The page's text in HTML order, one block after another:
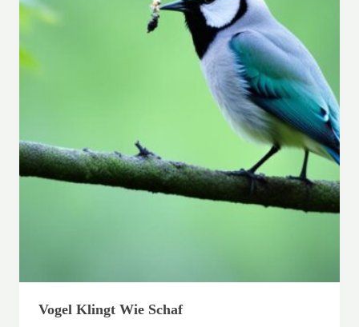
Vogel Klingt Wie Schaf